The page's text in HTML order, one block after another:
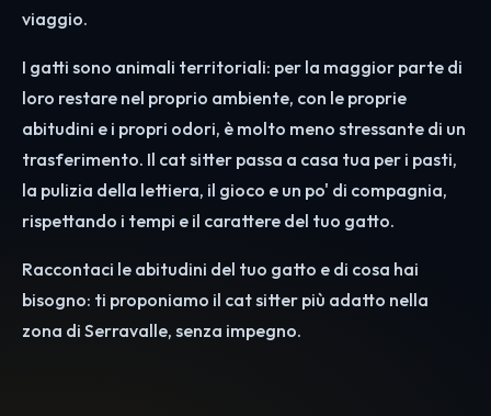
viaggio.
I gatti sono animali territoriali: per la maggior parte di
loro restare nel proprio ambiente, con le proprie
abitudini e i propri odori, è molto meno stressante di un
trasferimento. Il cat sitter passa a casa tua per i pasti,
la pulizia della lettiera, il gioco e un po' di compagnia,
rispettando i tempi e il carattere del tuo gatto.
Raccontaci le abitudini del tuo gatto e di cosa hai
bisogno: ti proponiamo il cat sitter più adatto nella
zona di Serravalle, senza impegno.